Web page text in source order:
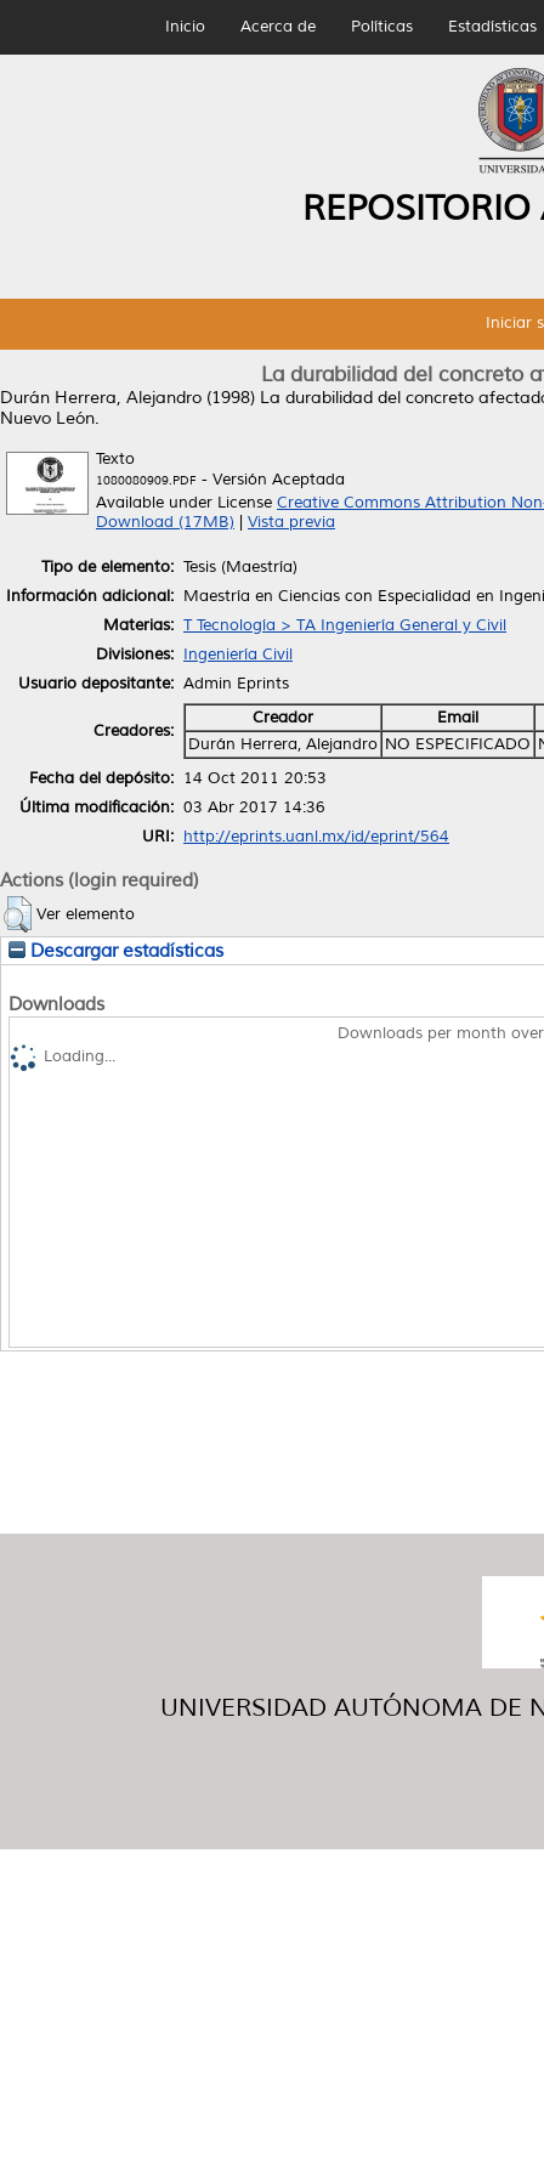
Inicio Acerca de Políticas Estadísticas
Iniciar
La durabilidad del concreto
Durán Herrera, Alejandro (1998) La durabilidad del concreto
Nuevo León.
Texto
1080080909.PDF - Versión Aceptada
Available under License Creative Commons Attribution
Download (17MB)
Vista previa
Tipo de elemento: Tesis (Maestría)
Información adicional: Maestría en Ciencias con Especialidad en
Materias: T Tecnología > TA Ingeniería General y Civil
Divisiones: Ingeniería Civil
Usuario depositante: Admin Eprints
Creadores:
Creador
Email
Durán Herrera, Alejandro NO ESPECIFICADO
Fecha del depósito: 14 Oct 2011 20:53
Última modificación: 03 Abr 2017 14:36
URI: http://eprints.uanl.mx/id/eprint/564
Actions (login required)
Ver elemento
Descargar estadísticas
Downloads
Downloads per month
Loading...
UNIVERSIDAD AUTÓNOMA DE